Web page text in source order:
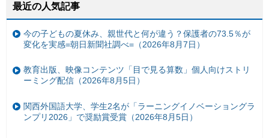
最近の人気記事
今の子どもの夏休み、親世代と何が違う？保護者の73.5％が
変化を実感=朝日新聞社調べ=（2026年8月7日）
教育出版、映像コンテンツ「目で見る算数」個人向けストリ
ーミング配信（2026年8月5日）
関西外国語大学、学生2名が「ラーニングイノベーショングラ
ンプリ2026」で奨励賞受賞（2026年8月5日）